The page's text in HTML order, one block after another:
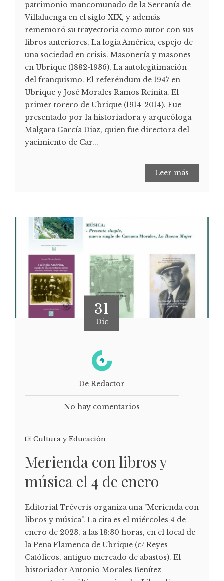
patrimonio mancomunado de la Serranía de
Villaluenga en el siglo XIX, y además
rememoró su trayectoria como autor con sus
libros anteriores, La logia América, espejo de
una sociedad en crisis. Masonería y masones
en Ubrique (1882-1936), La autolegitimación
del franquismo. El referéndum de 1947 en
Ubrique y José Morales Ramos Reinita. El
primer torero de Ubrique (1914-2014). Fue
presentado por la historiadora y arqueóloga
Malgara García Díaz, quien fue directora del
yacimiento de Car...
Leer más
31
Dic
De Redactor
No hay comentarios
Cultura y Educación
Merienda con libros y
música el 4 de enero
Editorial Tréveris organiza una "Merienda con
libros y música". La cita es el miércoles 4 de
enero de 2023, a las 18:30 horas, en el local de
la Peña Flamenca de Ubrique (c/ Reyes
Católicos, antiguo mercado de abastos). El
historiador Antonio Morales Benítez